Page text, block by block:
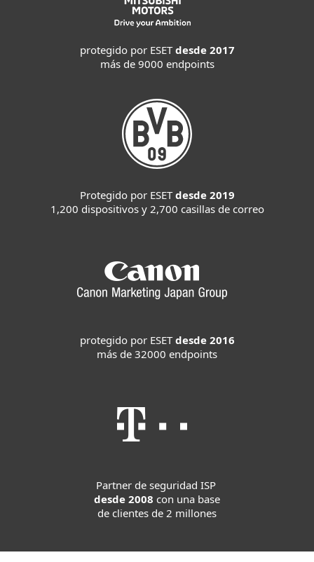
protegido por ESETdesde 2017
más de 9000 endpoints
Protegido por ESETdesde 2019
1,200 dispositivos y 2,700 casillas de correo
protegido por ESETdesde 2016
más de 32000 endpoints
Partner de seguridad ISP
desde 2008 con una base
de clientes de 2 millones